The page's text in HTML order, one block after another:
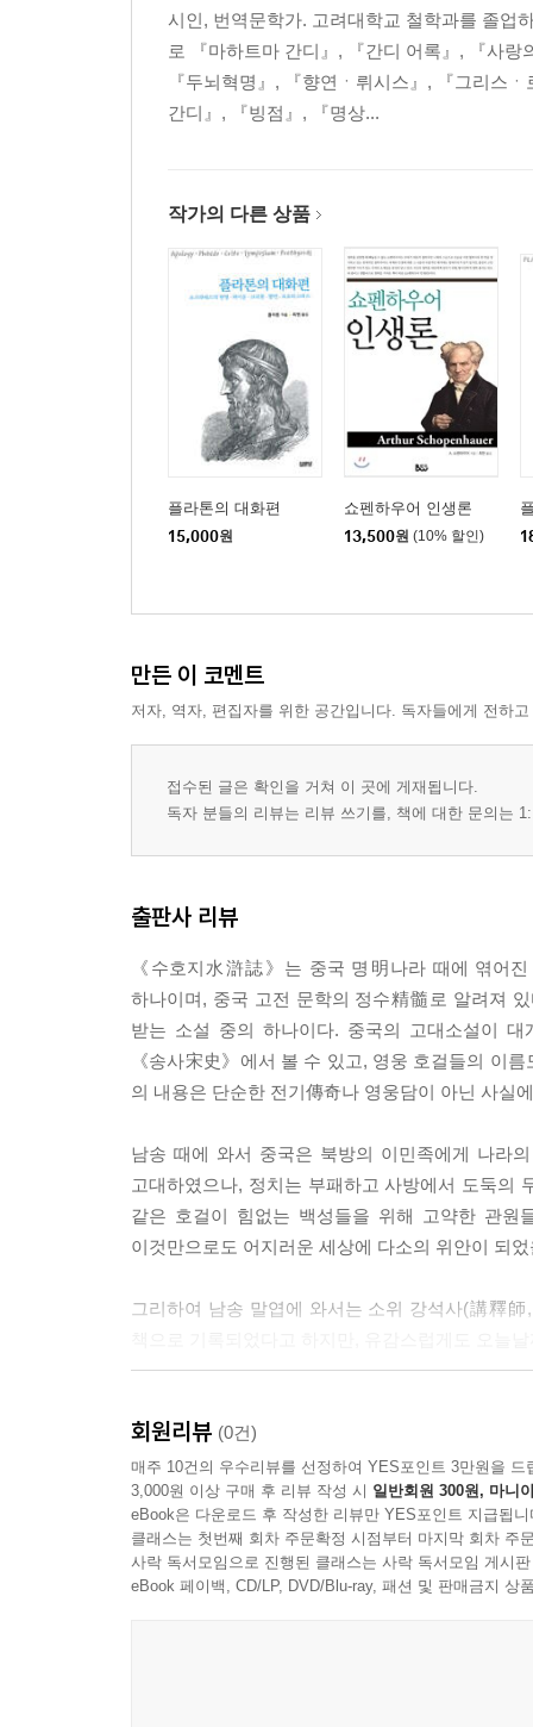
시인, 번역문학가. 고려대학교 철학과를 졸업
로 『마하트마 간디』, 『간디 어록』, 『사
『두뇌혁명』, 『향연ㆍ뤼시스』, 『그리스
간디』, 『빙점』, 『명상...
작가의 다른 상품
플라톤의 대화편
15,000원
쇼펜하우어 인생론
13,500원 (10% 할인)
만든 이 코멘트
저자, 역자, 편집자를 위한 공간입니다. 독자들에게 전하
접수된 글은 확인을 거쳐 이 곳에 게재됩니다.
독자 분들의 리뷰는 리뷰 쓰기를, 책에 대한 문의는
출판사 리뷰
《수호지水滸誌》는 중국 명明나라 때에 엮어
하나이며, 중국 고전 문학의 정수精髓로 알려져
받는 소설 중의 하나이다. 중국의 고대소설이
《송사宋史》에서 볼 수 있고, 영웅 호걸들의 이
의 내용은 단순한 전기傳奇나 영웅담이 아닌 사실
남송 때에 와서 중국은 북방의 이민족에게 나라
고대하였으나, 정치는 부패하고 사방에서 도둑의
같은 호걸이 힘없는 백성들을 위해 고약한 관원
이것만으로도 어지러운 세상에 다소의 위안이 되
그리하여 남송 말엽에 와서는 소위 강석사(講釋
《수호지》에 비하면 세부적인 내용에는 상당한
또한 명나라 초에 주헌왕周憲王이라는 사람이 ‘
점들로 미루어 보건대 남송에서부터 명나라 초
《수호지》가 나오기 이전에는 아마도 많은 단편
보는 학자들도 있다. 이러한 단편적인 ‘수호’의
회원리뷰 (0건)
매주 10건의 우수리뷰를 선정하여 YES포인트 3만원을 드
3,000원 이상 구매 후 리뷰 작성 시 일반회원 300원, 마니
eBook은 다운로드 후 작성한 리뷰만 YES포인트 지급됩니
클래스는 첫번째 회차 주문확정 시점부터 마지막 회차 주
사락 독서모임으로 진행된 클래스는 사락 독서모임 게시
eBook 페이백, CD/LP, DVD/Blu-ray, 패션 및 판매금지 상